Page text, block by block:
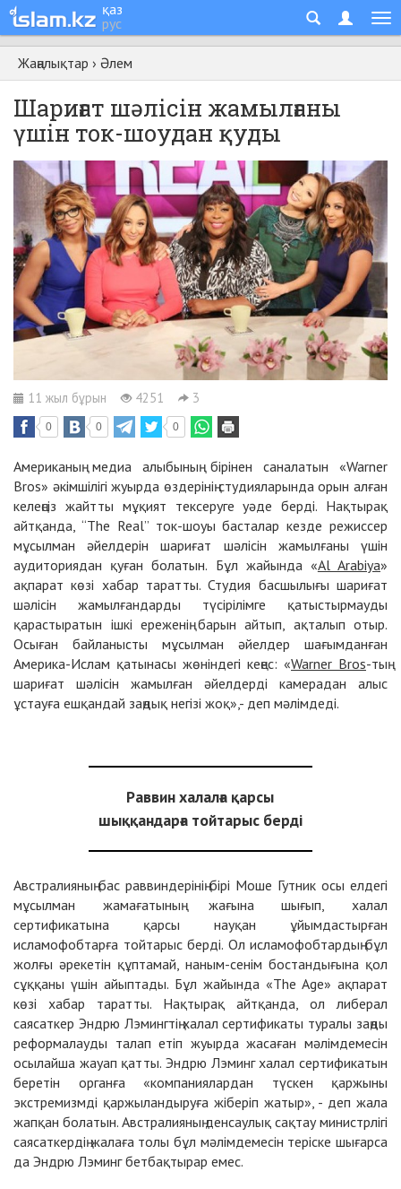
қаз
рус
Жаңалықтар › Әлем
Шариғат шәлісін жамылғаны
үшін ток-шоудан қуды
11 жыл бұрын 4251 3
0 0 0
Американың медиа алыбының бірінен саналатын «Warner
Bros» әкімшілігі жуырда өздерінің студияларында орын алған
келеңсіз жайтты мұқият тексеруге уәде берді. Нақтырақ
айтқанда, “The Real” ток-шоуы басталар кезде режиссер
мұсылман әйелдерін шариғат шәлісін жамылғаны үшін
аудиториядан қуған болатын. Бұл жайында «Al Arabiya»
ақпарат көзі хабар таратты. Студия басшылығы шариғат
шәлісін жамылғандарды түсірілімге қатыстырмауды
қарастыратын ішкі ереженің барын айтып, ақталып отыр.
Осыған байланысты мұсылман әйелдер шағымданған
Америка-Ислам қатынасы жөніндегі кеңес: «Warner Bros-тың
шариғат шәлісін жамылған әйелдерді камерадан алыс
ұстауға ешқандай заңдық негізі жоқ»,- деп мәлімдеді.
Раввин халалға қарсы
шыққандарға тойтарыс берді
Австралияның бас раввиндерінің бірі Моше Гутник осы елдегі
мұсылман жамағатының жағына шығып, халал
сертификатына қарсы науқан ұйымдастырған
исламофобтарға тойтарыс берді. Ол исламофобтардың бұл
жолғы әрекетін құптамай, наным-сенім бостандығына қол
сұққаны үшін айыптады. Бұл жайында «The Age» ақпарат
көзі хабар таратты. Нақтырақ айтқанда, ол либерал
саясаткер Эндрю Лэмингтің халал сертификаты туралы заңды
реформалауды талап етіп жуырда жасаған мәлімдемесін
осылайша жауап қатты. Эндрю Лэминг халал сертификатын
беретін органға «компаниялардан түскен қаржыны
экстремизмді қаржыландыруға жіберіп жатыр», - деп жала
жапқан болатын. Австралияның денсаулық сақтау министрлігі
саясаткердің жалаға толы бұл мәлімдемесін теріске шығарса
да Эндрю Лэминг бетбақтырар емес.